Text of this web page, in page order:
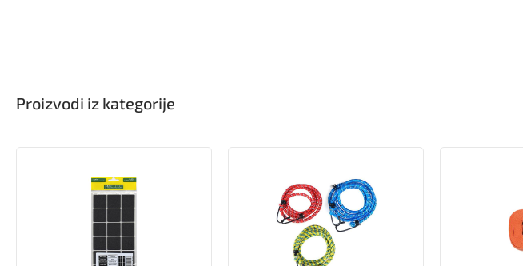
Proizvodi iz kategorije